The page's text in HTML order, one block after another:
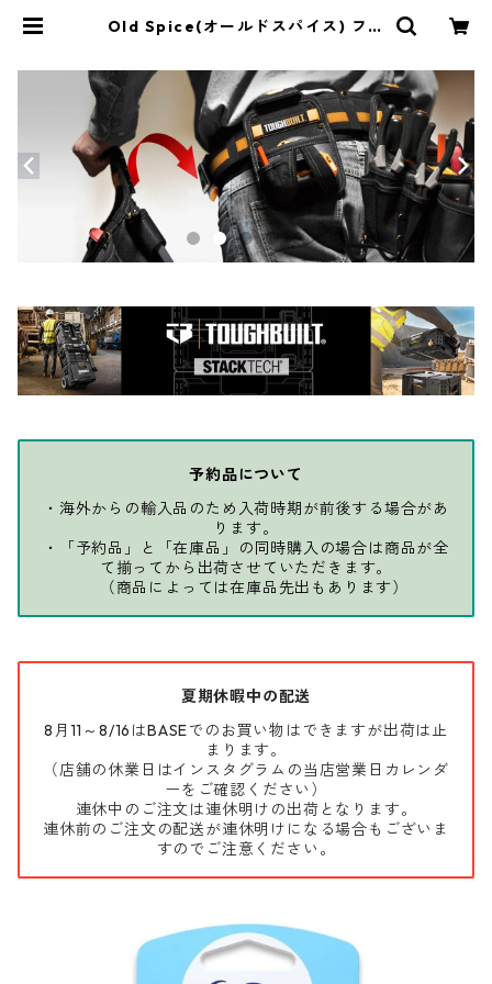
Old Spice(オールドスパイス) ファ
DEPOT
予約品について
・海外からの輸入品のため入荷時期が前後する場合があ
ります。
・「予約品」と「在庫品」の同時購入の場合は商品が全
て揃ってから出荷させていただきます。
（商品によっては在庫品先出もあります）
夏期休暇中の配送
8月11～8/16はBASEでのお買い物はできますが出荷は止
まります。
（店舗の休業日はインスタグラムの当店営業日カレンダ
ーをご確認ください）
連休中のご注文は連休明けの出荷となります。
連休前のご注文の配送が連休明けになる場合もございま
すのでご注意ください。